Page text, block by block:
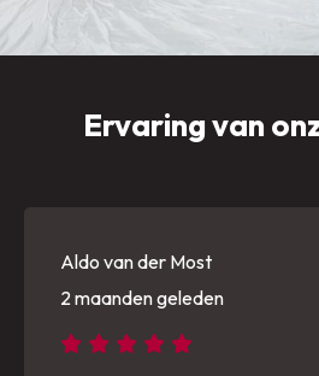
Ervaring van
Aldo van der Most
2 maanden geleden